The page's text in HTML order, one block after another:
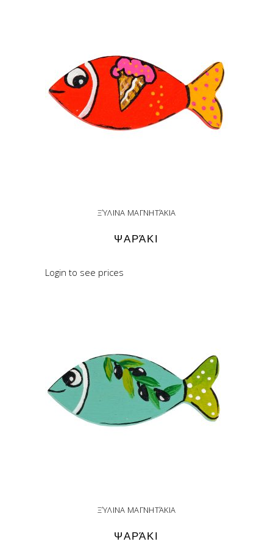
ΞΎΛΙΝΑ ΜΑΓΝΗΤΆΚΙΑ
ΨΑΡΆΚΙ
READ MORE
Login to see prices
ΞΎΛΙΝΑ ΜΑΓΝΗΤΆΚΙΑ
ΨΑΡΆΚΙ